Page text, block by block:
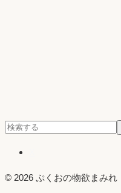
検
© 2026 ぷくおの物欲まみれ